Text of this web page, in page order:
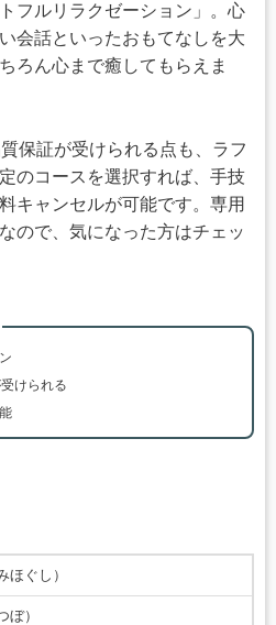
フルリラクゼーション」。心
会話といったおもてなしを大
ろん心まで癒してもらえま
保証が受けられる点も、ラフ
のコースを選択すれば、手技
キャンセルが可能です。専用
ので、気になった方はチェッ
けられる
ほぐし）
ぼ）